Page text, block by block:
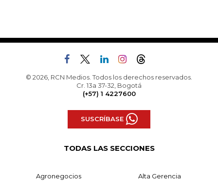
© 2026, RCN Medios. Todos los derechos reservados.
Cr. 13a 37-32, Bogotá
(+57) 1 4227600
SUSCRÍBASE
TODAS LAS SECCIONES
Agronegocios Alta Gerencia